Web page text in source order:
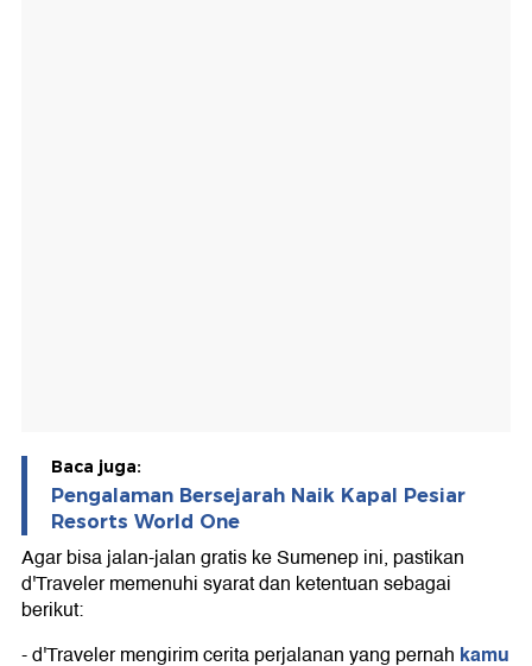
Baca juga:
Pengalaman Bersejarah Naik Kapal Pesiar
Resorts World One
Agar bisa jalan-jalan gratis ke Sumenep ini, pastikan
d'Traveler memenuhi syarat dan ketentuan sebagai
berikut:
- d'Traveler mengirim cerita perjalanan yang pernah kamu